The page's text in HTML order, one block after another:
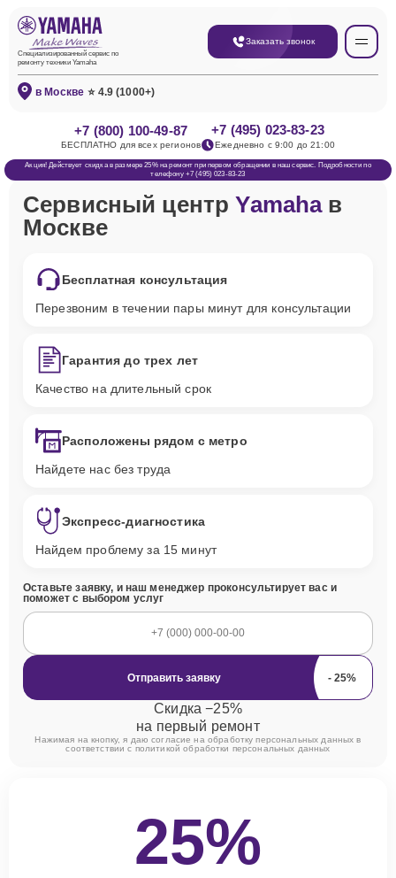
Специализированный сервис по
ремонту техники Yamaha
Заказать звонок
в Москве ⭐ 4.9 (1000+)
+7 (800) 100-49-87
БЕСПЛАТНО для всех регионов
+7 (495) 023-83-23
Ежедневно с 9:00 до 21:00
Акция! Действует скидка в размере 25% на ремонт при первом обращении в наш сервис. Подробности по
телефону +7 (495) 023-83-23
Сервисный центрYamahaв
Москве
Бесплатная консультация
Перезвоним в течении пары минут для консультации
Гарантия до трех лет
Качество на длительный срок
Расположены рядом с метро
Найдете нас без труда
Экспресс-диагностика
Найдем проблему за 15 минут
Оставьте заявку, и наш менеджер проконсультирует вас и
поможет с выбором услуг
Отправить заявку
Скидка −25%
на первый ремонт
Нажимая на кнопку, я даю согласие на обработку персональных данных в
соответствии с политикой обработки персональных данных
25%